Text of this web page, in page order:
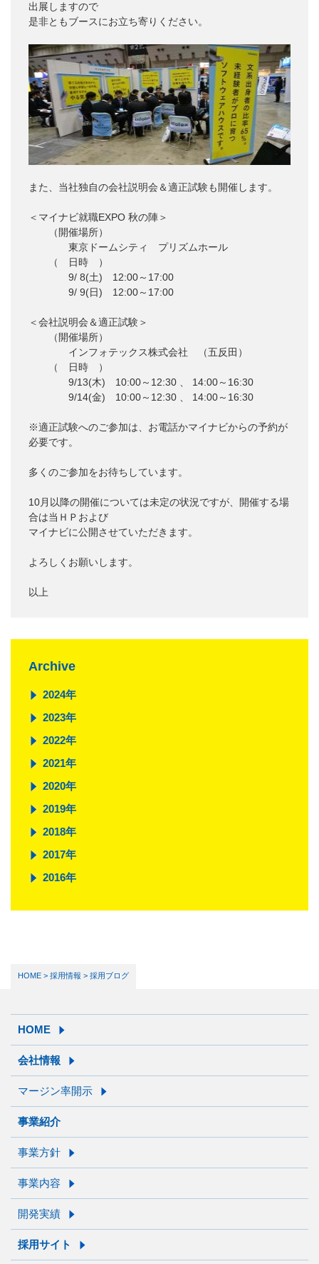
出展しますので
是非ともブースにお立ち寄りください。
また、当社独自の会社説明会＆適正試験も開催します。
＜マイナビ就職EXPO 秋の陣＞
（開催場所）
東京ドームシティ プリズムホール
（ 日時 ）
9/ 8(土) 12:00～17:00
9/ 9(日) 12:00～17:00
＜会社説明会＆適正試験＞
（開催場所）
インフォテックス株式会社 （五反田）
（ 日時 ）
9/13(木) 10:00～12:30 、 14:00～16:30
9/14(金) 10:00～12:30 、 14:00～16:30
※適正試験へのご参加は、お電話かマイナビからの予約が
必要です。
多くのご参加をお待ちしています。
10月以降の開催については未定の状況ですが、開催する場
合は当ＨＰおよび
マイナビに公開させていただきます。
よろしくお願いします。
以上
Archive
2024年
2023年
2022年
2021年
2020年
2019年
2018年
2017年
2016年
HOME > 採用情報 > 採用ブログ
HOME
会社情報
マージン率開示
事業紹介
事業方針
事業内容
開発実績
採用サイト